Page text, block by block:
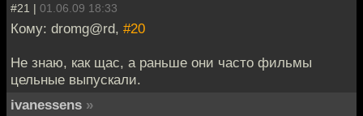
#21 | 01.06.09 18:33
Кому: dromg@rd, #20
Не знаю, как щас, а раньше они часто фильмы
цельные выпускали.
ivanessens »